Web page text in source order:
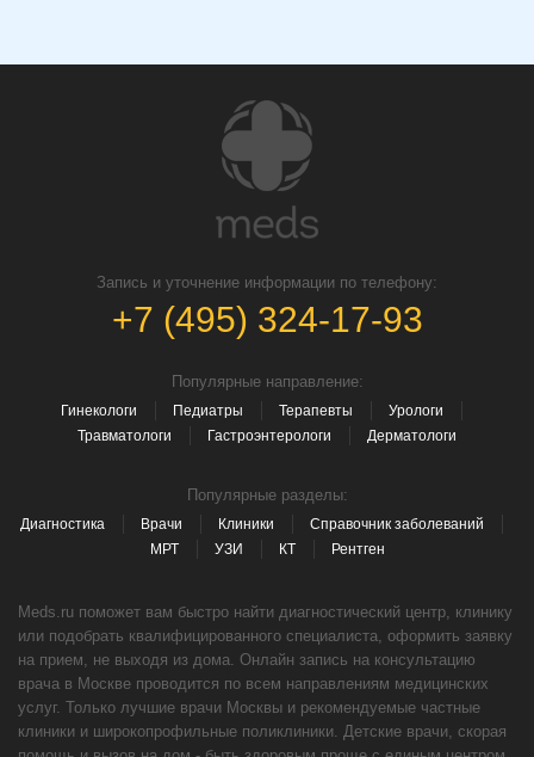
Запись и уточнение информации по телефону:
+7 (495) 324-17-93
Популярные направление:
Гинекологи Педиатры Терапевты
Урологи
Травматологи
Гастроэнтерологи Дерматологи
Популярные разделы:
Диагностика Врачи Клиники
Справочник заболеваний
МРТ
УЗИ КТ Рентген
Meds.ru поможет вам быстро найти диагностический центр, клинику
или подобрать квалифицированного специалиста, оформить заявку
на прием, не выходя из дома. Онлайн запись на консультацию
врача в Москве проводится по всем направлениям медицинских
услуг. Только лучшие врачи Москвы и рекомендуемые частные
клиники и широкопрофильные поликлиники. Детские врачи, скорая